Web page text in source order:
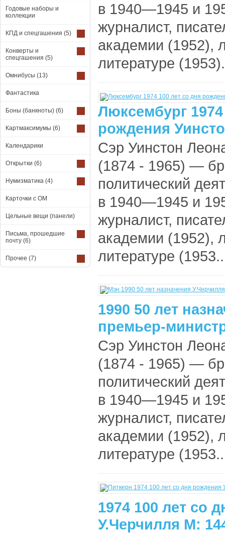
Годовые наборы и
коллекции
КПД и спецгашения (5)
Конверты и
спецгашения (5)
Омнибусы (13)
Фантастика
Боны (банкноты) (6)
Картмаксимумы (6)
Календарики
Открытки (6)
Нумизматика (4)
Карточки с ОМ
Цельные вещи (панели)
Письма, прошедшие
почту (6)
Прочее (7)
в 1940—1945 и
журналист,
академии (1952),
литературе
Люксембург
рождения
Сэр Уинстон
(1874 - 1965) —
политический
в 1940—1945 и
журналист,
академии (1952),
литературе (1953..
1990 50 лет
премьер-
Сэр Уинстон
(1874 - 1965) —
политический
в 1940—1945 и
журналист,
академии (1952),
литературе (1953..
1974 100 лет со
У.Черчилля М: